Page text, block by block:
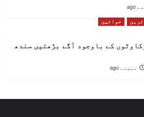
خواتین
کے باوجود آگے بڑھتیں سندھ